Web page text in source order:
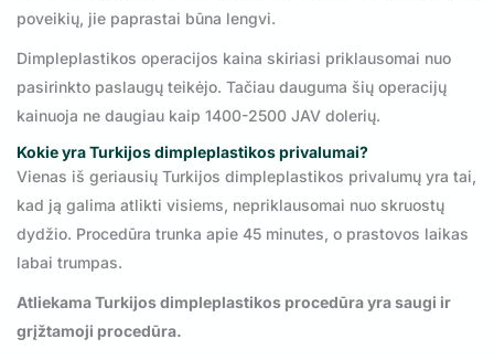
poveikių, jie paprastai būna lengvi.
Dimpleplastikos operacijos kaina skiriasi priklausomai nuo
pasirinkto paslaugų teikėjo. Tačiau dauguma šių operacijų
kainuoja ne daugiau kaip 1400-2500 JAV dolerių.
Kokie yra Turkijos dimpleplastikos privalumai?
Vienas iš geriausių Turkijos dimpleplastikos privalumų yra tai,
kad ją galima atlikti visiems, nepriklausomai nuo skruostų
dydžio. Procedūra trunka apie 45 minutes, o prastovos laikas
labai trumpas.
Atliekama Turkijos dimpleplastikos procedūra yra saugi ir
grįžtamoji procedūra.